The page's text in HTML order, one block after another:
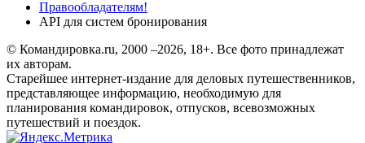
Правообладателям!
API для систем бронирования
© Командировка.ru, 2000 –2026, 18+. Все фото принадлежат
их авторам.
Старейшее интернет-издание для деловых путешественников,
представляющее информацию, необходимую для
планирования командировок, отпусков, всевозможных
путешествий и поездок.